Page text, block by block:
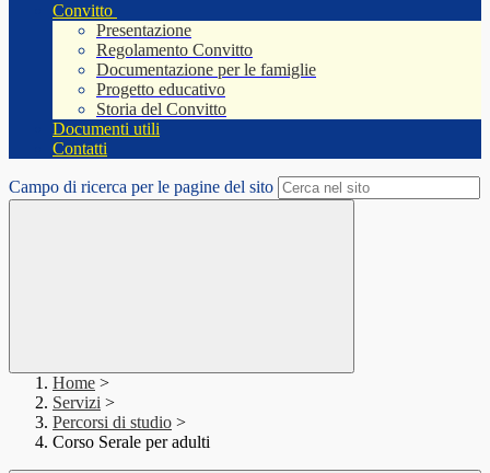
Convitto
Presentazione
Regolamento Convitto
Documentazione per le famiglie
Progetto educativo
Storia del Convitto
Documenti utili
Contatti
Campo di ricerca per le pagine del sito
Home >
Servizi >
Percorsi di studio >
Corso Serale per adulti